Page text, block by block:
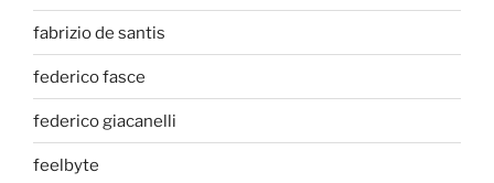
fabrizio de santis
federico fasce
federico giacanelli
feelbyte